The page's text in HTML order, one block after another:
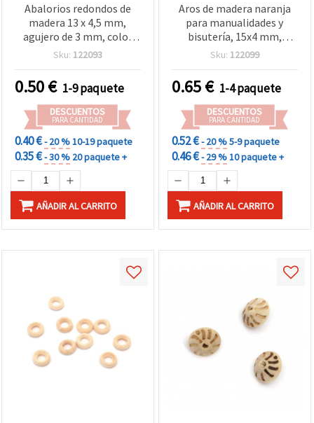
Abalorios redondos de
madera 13 x 4,5 mm,
agujero de 3 mm, color
madera natural - 10
Sku: 122093
0.50€ 1-9 paquete
DESCUENTOS
PARA CANTIDAD
0.40 €- 20 %10-19 paquete
0.35 €- 30 % 20 paquete +
AÑADIR AL CARRITO
Aros de madera naranja
para manualidades y
bisutería, 15x4 mm,
agujero: 8 mm - Pack de 20
Sku: 122099
0.65€ 1-4 paquete
DESCUENTOS
PARA CANTIDAD
0.52 €- 20 %5-9 paquete
0.46 €- 29 %10 paquete +
AÑADIR AL CARRITO